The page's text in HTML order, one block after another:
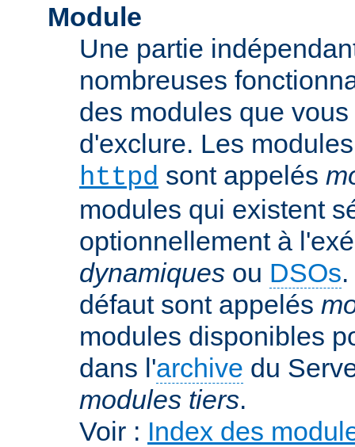
Module
Une partie
nombreuses
des modules que
d'exclure. Les
httpd sont appelés
modules qui existent
optionnellement à
dynamiques ou DSOs
défaut sont appelés
modules disponibles
dans l'archive du
modules tiers.
Voir : Index des